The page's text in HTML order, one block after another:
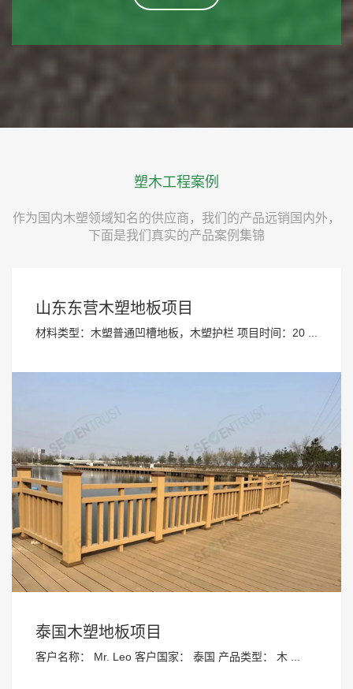
塑木工程案例
作为国内木塑领域知名的供应商，我们的产品远销国内外，
下面是我们真实的产品案例集锦
山东东营木塑地板项目
材料类型：木塑普通凹槽地板，木塑护栏 项目时间：20 ...
泰国木塑地板项目
客户名称： Mr. Leo 客户国家： 泰国 产品类型： 木 ...